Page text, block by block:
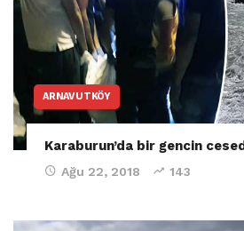
ARNAVUTKÖY
Karaburun’da bir gencin
Ağu 22, 2018 143